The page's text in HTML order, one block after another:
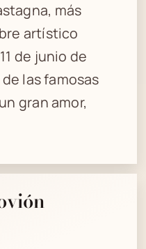
más
artístico
de junio de
las famosas
un gran amor,